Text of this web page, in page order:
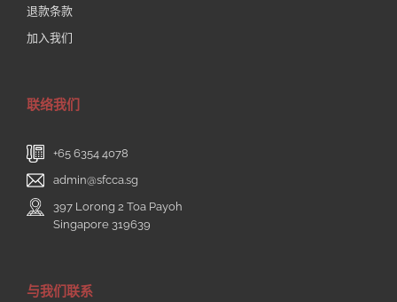
退款条款
加入我们
联络我们
+65 6354 4078
admin@sfcca.sg
397 Lorong 2 Toa Payoh
Singapore 319639
与我们联系